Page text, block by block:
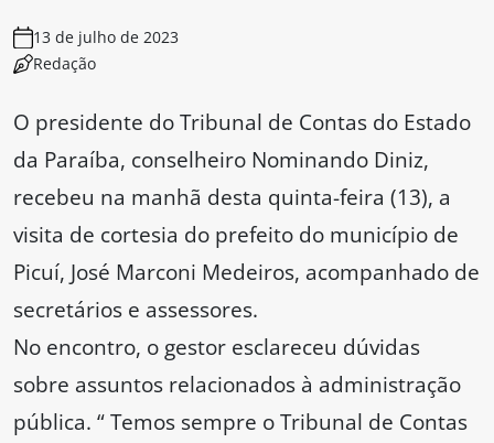
13 de julho de 2023
Redação
O presidente do Tribunal de Contas do Estado
da Paraíba, conselheiro Nominando Diniz,
recebeu na manhã desta quinta-feira (13), a
visita de cortesia do prefeito do município de
Picuí, José Marconi Medeiros, acompanhado de
secretários e assessores.
No encontro, o gestor esclareceu dúvidas
sobre assuntos relacionados à administração
pública. “ Temos sempre o Tribunal de Contas